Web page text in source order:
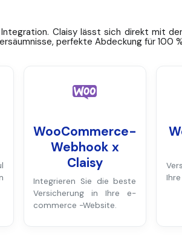
Claisy lässt sich direkt mit
perfekte Abdeckung für 100
WooCommerce-
Webhook x
Claisy
Integrieren Sie die beste
Versicherung in Ihre e-
commerce -Website.